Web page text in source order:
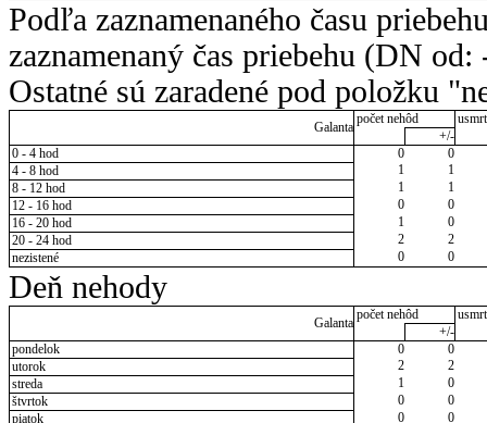
Podľa zaznamenaného času
zaznamenaný čas priebehu (DN
Ostatné sú zaradené pod položku
Galanta
počet nehôd
+/-
0 - 4 hod
0
0
4 - 8 hod
1
1
8 - 12 hod
1
1
12 - 16 hod
0
0
16 - 20 hod
1
0
20 - 24 hod
2
2
nezistené
0 0
Deň nehody
Galanta
počet nehôd
+/-
pondelok
0
0
utorok
2
2
streda
1
0
štvrtok
0
0
piatok
0
0